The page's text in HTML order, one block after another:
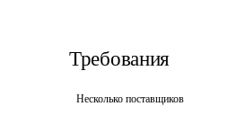
Требования
Несколько поставщиков